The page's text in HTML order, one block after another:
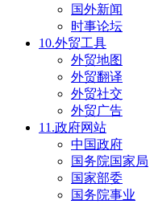
国外新闻
时事论坛
10.外贸工具
外贸地图
外贸翻译
外贸社交
外贸广告
11.政府网站
中国政府
国务院国家局
国家部委
国务院事业